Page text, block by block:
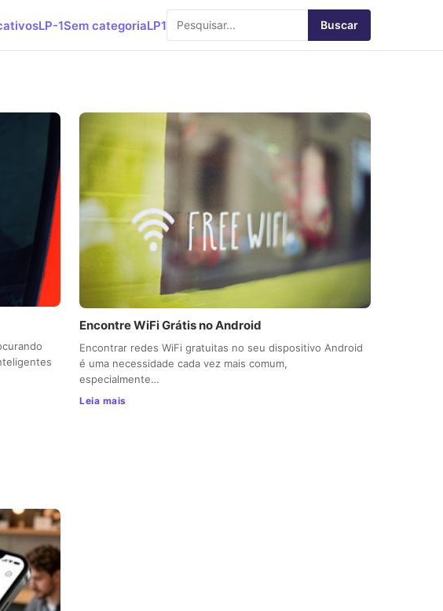
LP-1Sem categoriaLP1 Buscar
Encontre WiFi Grátis no Android
Encontrar redes WiFi gratuitas no seu dispositivo Android
é uma necessidade cada vez mais comum,
especialmente…
Leia mais